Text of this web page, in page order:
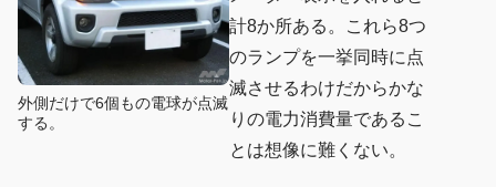
外側だけで6個もの電球が点滅
する。
計8か所ある。これら8つ
のランプを一挙同時に点
滅させるわけだからかな
りの電力消費量であるこ
とは想像に難くない。